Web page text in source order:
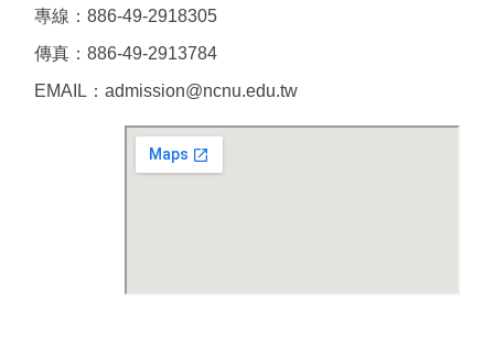
專線：886-49-2918305
傳真：886-49-2913784
EMAIL：admission@ncnu.edu.tw